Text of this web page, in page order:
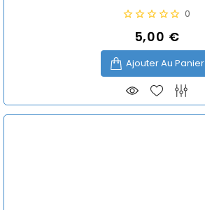
0
Prix
5,00 €
Ajouter Au Panier